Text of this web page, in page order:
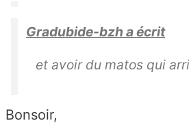
Gradubide-bzh a écrit
et avoir du matos qui
Bonsoir,